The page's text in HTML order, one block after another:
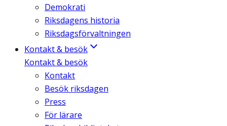
Demokrati
Riksdagens historia
Riksdagsförvaltningen
Kontakt & besök
Kontakt & besök
Kontakt
Besök riksdagen
Press
För lärare